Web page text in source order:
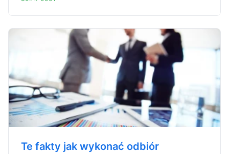
Te fakty jak wykonać odbiór